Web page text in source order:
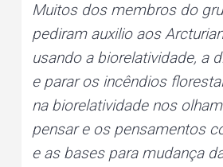
Muitos dos membros do
pediram auxilio aos
usando a biorelatividade, a
e parar os incêndios
na biorelatividade nos
pensar e os pensamentos
e as bases para mudança